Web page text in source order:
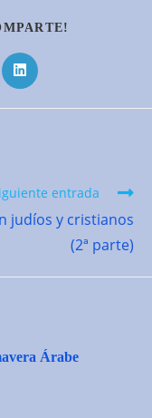
Se
abre
una
entrada
judíos y cristianos
(2ª parte)
Árabe